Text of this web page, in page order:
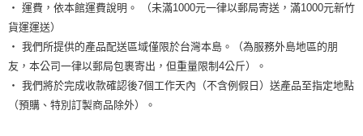
‧ 運費，依本館運費說明。 （未滿1000元一律以郵局寄送，滿1000元新竹
貨運運送）
‧ 我們所提供的產品配送區域僅限於台灣本島。（為服務外島地區的朋
友，本公司一律以郵局包裹寄出，但重量限制4公斤）。
‧ 我們將於完成收款確認後7個工作天內（不含例假日）送產品至指定地點
（預購、特別訂製商品除外）。